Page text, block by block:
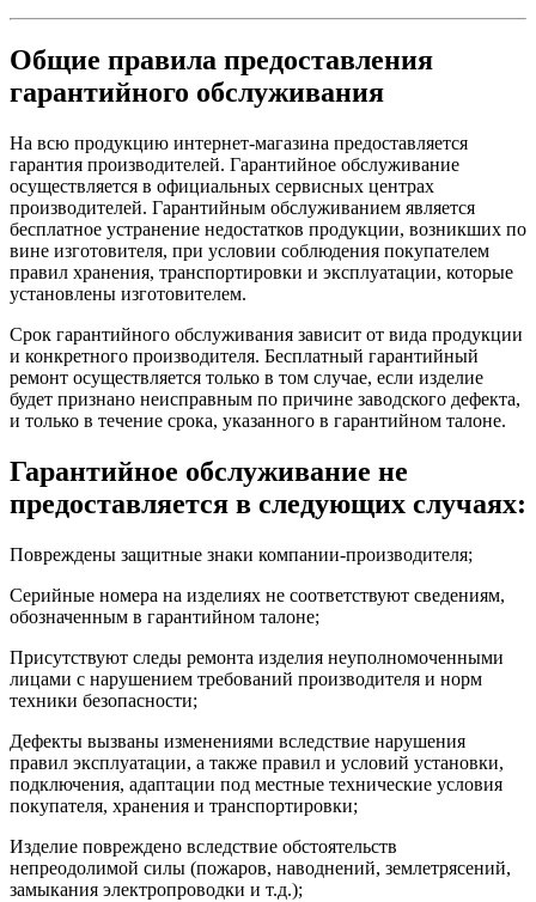
Общие правила предоставления
гарантийного обслуживания
На всю продукцию интернет-магазина предоставляется
гарантия производителей. Гарантийное обслуживание
осуществляется в официальных сервисных центрах
производителей. Гарантийным обслуживанием является
бесплатное устранение недостатков продукции, возникших по
вине изготовителя, при условии соблюдения покупателем
правил хранения, транспортировки и эксплуатации, которые
установлены изготовителем.
Срок гарантийного обслуживания зависит от вида продукции
и конкретного производителя. Бесплатный гарантийный
ремонт осуществляется только в том случае, если изделие
будет признано неисправным по причине заводского дефекта,
и только в течение срока, указанного в гарантийном талоне.
Гарантийное обслуживание не
предоставляется в следующих случаях:
Повреждены защитные знаки компании-производителя;
Серийные номера на изделиях не соответствуют сведениям,
обозначенным в гарантийном талоне;
Присутствуют следы ремонта изделия неуполномоченными
лицами с нарушением требований производителя и норм
техники безопасности;
Дефекты вызваны изменениями вследствие нарушения
правил эксплуатации, а также правил и условий установки,
подключения, адаптации под местные технические условия
покупателя, хранения и транспортировки;
Изделие повреждено вследствие обстоятельств
непреодолимой силы (пожаров, наводнений, землетрясений,
замыкания электропроводки и т.д.);